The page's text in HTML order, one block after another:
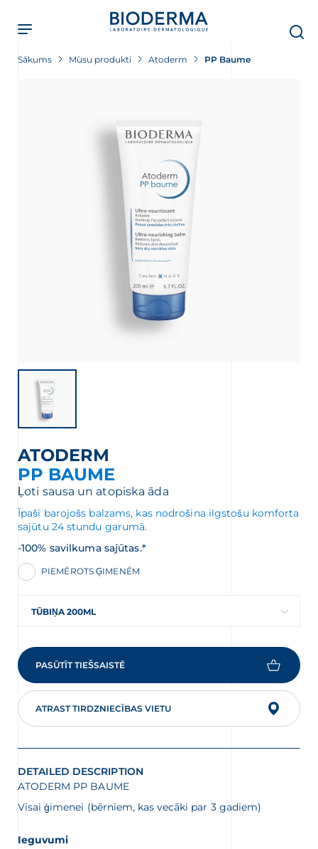
main
content
SAŅEMŠANAI
par jūsu personas datu aizsardzību,
Sākums Mūsu produkti Atoderm PP Baume
ATODERM
PP BAUME
Ļoti sausa un atopiska āda
Īpaši barojošs balzams, kas nodrošina ilgstošu komforta
sajūtu 24 stundu garumā.
-100% savilkuma sajūtas.*
PIEMĒROTS ĢIMENĒM
TŪBIŅA 200ML
PASŪTĪT TIEŠSAISTĒ
ATRAST TIRDZNIECĪBAS VIETU
DETAILED DESCRIPTION
ATODERM PP BAUME
Visai ģimenei (bērniem, kas vecāki par 3 gadiem)
Ieguvumi